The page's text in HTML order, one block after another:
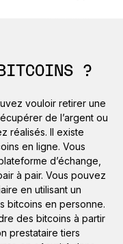
BITCOINS ?
vouloir retirer une
de l’argent ou
réalisés. Il existe
en ligne. Vous
d’échange,
à pair. Vous pouvez
en utilisant un
bitcoins en personne.
des bitcoins à partir
prestataire tiers